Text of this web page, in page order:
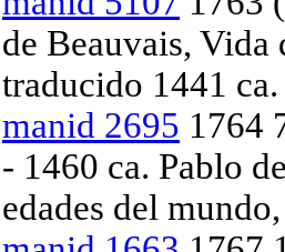
de Beauvais, Vida
traducido 1441
manid 2695 1764
- 1460 ca. Pablo
edades del